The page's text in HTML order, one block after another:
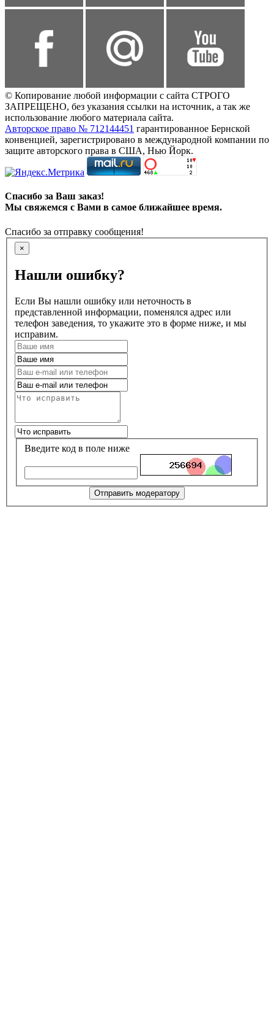
© Копирование любой информации с сайта СТРОГО
ЗАПРЕЩЕНО, без указания ссылки на источник, а так же
использование любого материала сайта.
Авторское право № 712144451 гарантированное Бернской
конвенцией, зарегистрировано в международной компании по
защите авторского права в США, Нью Йорк.
Спасибо за Ваш заказ!
Мы свяжемся с Вами в самое ближайшее время.
Спасибо за отправку сообщения!
×
Нашли ошибку?
Если Вы нашли ошибку или неточность в
представленной информации, поменялся адрес или
телефон заведения, то укажите это в форме ниже, и мы
исправим.
Введите код в поле ниже
Отправить модератору